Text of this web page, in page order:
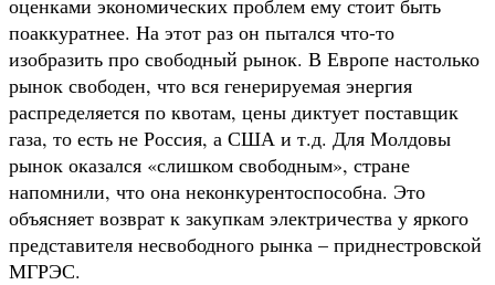
оценками экономических проблем ему стоит быть
поаккуратнее. На этот раз он пытался что-то
изобразить про свободный рынок. В Европе настолько
рынок свободен, что вся генерируемая энергия
распределяется по квотам, цены диктует поставщик
газа, то есть не Россия, а США и т.д. Для Молдовы
рынок оказался «слишком свободным», стране
напомнили, что она неконкурентоспособна. Это
объясняет возврат к закупкам электричества у яркого
представителя несвободного рынка – приднестровской
МГРЭС.